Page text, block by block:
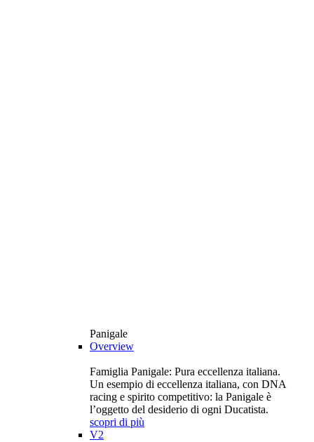
Panigale
Overview
Famiglia Panigale: Pura eccellenza italiana.
Un esempio di eccellenza italiana, con DNA
racing e spirito competitivo: la Panigale è
l’oggetto del desiderio di ogni Ducatista.
scopri di più
V2